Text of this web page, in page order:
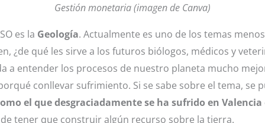
Gestión monetaria (imagen de Canva)
es la Geología. Actualmente es uno de los temas
¿de qué les sirve a los futuros biólogos, médicos y
a entender los procesos de nuestro planeta mucho
conllevar sufrimiento. Si se sabe sobre el tema, se
el que desgraciadamente se ha sufrido en
tener que construir algún recurso sobre la tierra.